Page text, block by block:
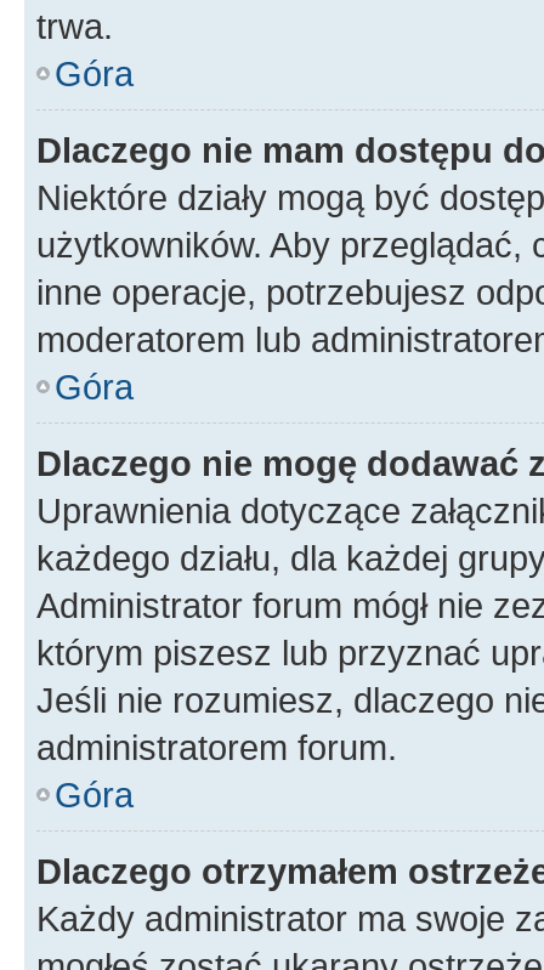
trwa.
Góra
Dlaczego nie mam dostępu
Niektóre działy mogą być
użytkowników. Aby
inne operacje, potrzebujesz
moderatorem lub
Góra
Dlaczego nie mogę dodawać
Uprawnienia dotyczące
każdego działu, dla każdej
Administrator forum mógł nie
którym piszesz lub przyznać
Jeśli nie rozumiesz, dlaczego
administratorem forum.
Góra
Dlaczego otrzymałem
Każdy administrator ma swoje